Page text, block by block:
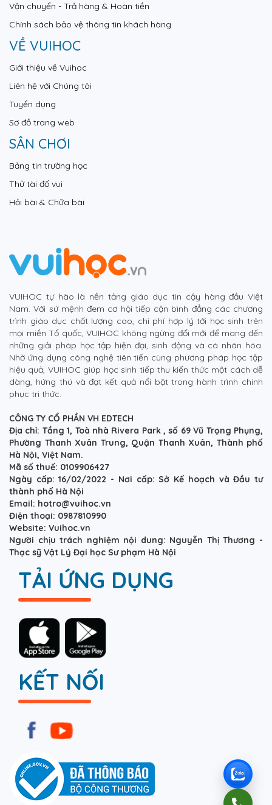
Vận chuyển - Trả hàng & Hoàn tiền
Chính sách bảo vệ thông tin khách hàng
VỀ VUIHOC
Giới thiệu về Vuihoc
Liên hệ với Chúng tôi
Tuyển dụng
Sơ đồ trang web
SÂN CHƠI
Bảng tin trường học
Thử tài đố vui
Hỏi bài & Chữa bài
VUIHOC tự hào là nền tảng giáo dục tin cậy hàng đầu Việt
Nam. Với sứ mệnh đem cơ hội tiếp cận bình đẳng các chương
trình giáo dục chất lượng cao, chi phí hợp lý tới học sinh trên
mọi miền Tổ quốc, VUIHOC không ngừng đổi mới để mang đến
những giải pháp học tập hiện đại, sinh động và cá nhân hóa.
Nhờ ứng dụng công nghệ tiên tiến cùng phương pháp học tập
hiệu quả, VUIHOC giúp học sinh tiếp thu kiến thức một cách dễ
dàng, hứng thú và đạt kết quả nổi bật trong hành trình chinh
phục tri thức.
CÔNG TY CỔ PHẦN VH EDTECH
Địa chỉ: Tầng 1, Toà nhà Rivera Park , số 69 Vũ Trọng Phụng,
Phường Thanh Xuân Trung, Quận Thanh Xuân, Thành phố
Hà Nội, Việt Nam.
Mã số thuế: 0109906427
Ngày cấp: 16/02/2022 - Nơi cấp: Sở Kế hoạch và Đầu tư
thành phố Hà Nội
Email: hotro@vuihoc.vn
Điện thoại: 0987810990
Website: Vuihoc.vn
Người chịu trách nghiệm nội dung: Nguyễn Thị Thương -
Thạc sỹ Vật Lý Đại học Sư phạm Hà Nội
TẢI ỨNG DỤNG
KẾT NỐI